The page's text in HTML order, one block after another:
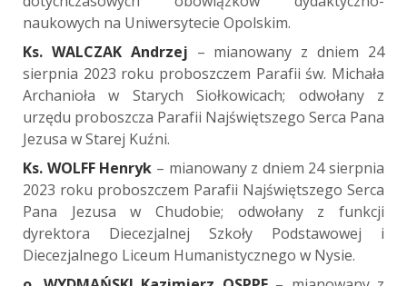
naukowych na Uniwersytecie Opolskim.
Ks. WALCZAK Andrzej – mianowany z dniem 24
sierpnia 2023 roku proboszczem Parafii św. Michała
Archanioła w Starych Siołkowicach; odwołany z
urzędu proboszcza Parafii Najświętszego Serca Pana
Jezusa w Starej Kuźni.
Ks. WOLFF Henryk – mianowany z dniem 24 sierpnia
2023 roku proboszczem Parafii Najświętszego Serca
Pana Jezusa w Chudobie; odwołany z funkcji
dyrektora Diecezjalnej Szkoły Podstawowej i
Diecezjalnego Liceum Humanistycznego w Nysie.